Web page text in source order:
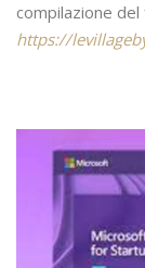
compilazione
https://